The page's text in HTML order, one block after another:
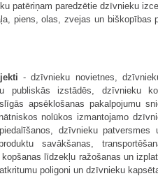
patēriņam paredzētie dzīvnieku
piens, olas, zvejas un
- dzīvnieku novietnes,
publiskās izstādēs, dzīvnieku
apsēklošanas pakalpojumu
nolūkos izmantojamo
dzīvnieku
savākšanas,
līdzekļu ražošanas un
poligoni un dzīvnieku